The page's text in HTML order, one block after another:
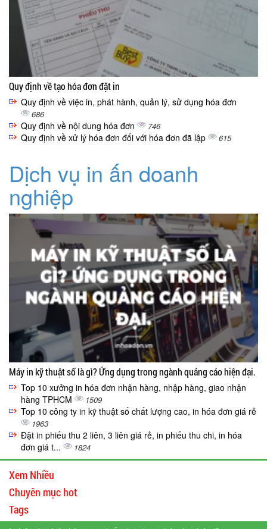
Quy định về tạo hóa đơn đặt in
Quy định về việc in, phát hành, quản lý, sử dụng hóa đơn
686
Quy định về nội dung hóa đơn 746
Quy định về xử lý hóa đơn đối với hóa đơn đã lập 615
Dịch vụ in ấn doanh
nghiệp
Máy in kỹ thuật số là gì? Ứng dụng trong ngành quảng cáo hiện đại.
Top 10 xưởng in hóa đơn nhận hàng, nhập hàng, giao nhận
hàng TPHCM
1509
Top 10 công ty in kỹ thuật số chất lượng cao, in hóa đơn giá rẻ
1963
Đặt in phiếu thu 2 liên, 3 liên giá rẻ, in phiếu thu chi, in hóa
đơn giá t...
1824
Xem Nhiều
Chuyên mục hot
Tags